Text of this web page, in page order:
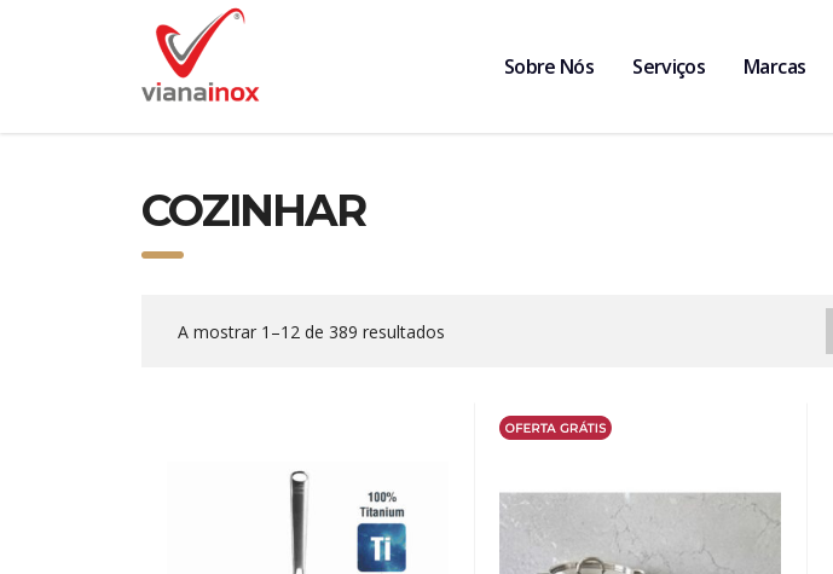
Sobre Nós Serviços Marcas
COZINHAR
A mostrar 1–12 de 389 resultados